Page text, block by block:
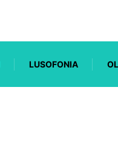
LUSOFONIA